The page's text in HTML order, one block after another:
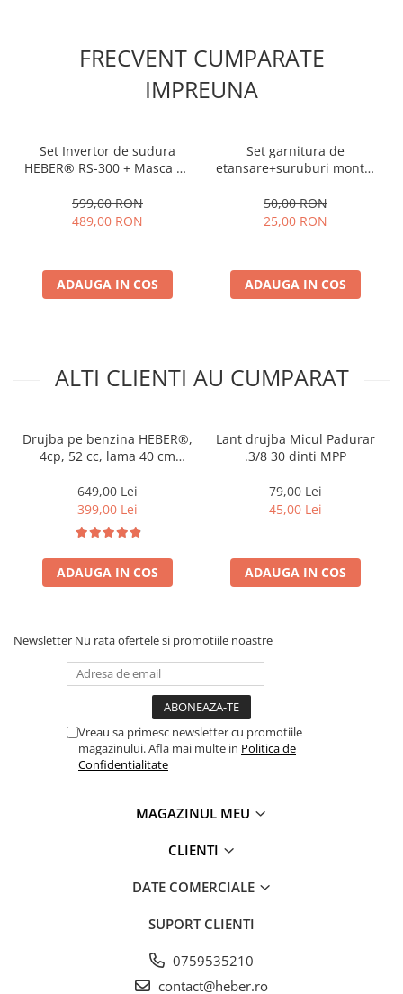
FRECVENT CUMPARATE
IMPREUNA
Set Invertor de sudura
HEBER® RS-300 + Masca de
599,00 RON
489,00 RON
ADAUGA IN COS
Set garnitura de
etansare+suruburi montaj
50,00 RON
25,00 RON
ADAUGA IN COS
ALTI CLIENTI AU CUMPARAT
Drujba pe benzina HEBER®,
4cp, 52 cc, lama 40 cm
incluse
649,00 Lei
399,00 Lei
ADAUGA IN COS
Lant drujba Micul Padurar
.3/8 30 dinti MPP
79,00 Lei
45,00 Lei
ADAUGA IN COS
Newsletter Nu rata ofertele si promotiile noastre
Vreau sa primesc newsletter cu promotiile
magazinului. Afla mai multe in Politica de
Confidentialitate
MAGAZINUL MEU
CLIENTI
DATE COMERCIALE
SUPORT CLIENTI
0759535210
contact@heber.ro